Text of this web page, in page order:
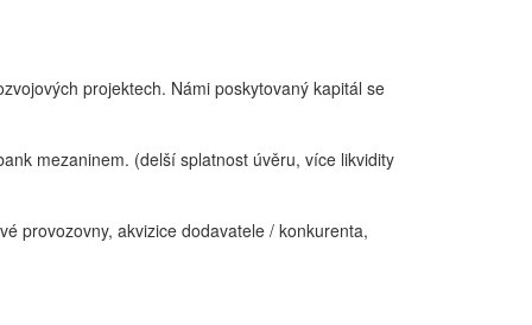
projektech. Námi poskytovaný kapitál se
mezaninem. (delší splatnost úvěru, více likvidity
provozovny, akvizice dodavatele / konkurenta,